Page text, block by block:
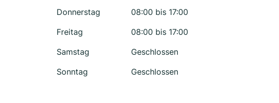
Donnerstag
08:00 bis 17:00
Freitag
08:00 bis 17:00
Samstag
Geschlossen
Sonntag
Geschlossen